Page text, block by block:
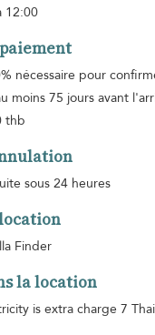
12:00
nécessaire pour
moins 75 jours avant
thb
sous 24 heures
Finder
la location
is extra charge 7